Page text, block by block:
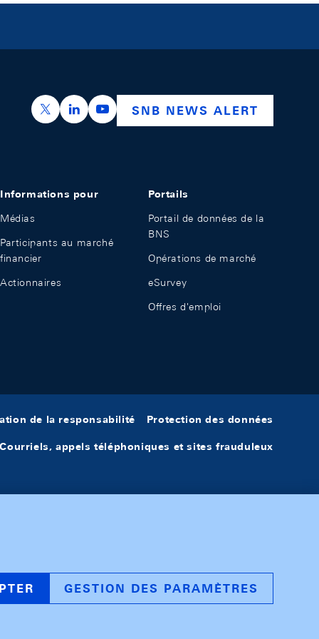
https://x.com/snb_bns
https://ch.linkedin.com/company/swiss-
https://www.youtube.com/
SNB NEWS ALERT
Informations pour
Médias
Participants au marché
financier
Actionnaires
Portails
Portail de données de la
BNS
Opérations de marché
eSurvey
Offres d'emploi
de la responsabilité Protection des données
Courriels, appels téléphoniques et sites frauduleux
GESTION DES PARAMÈTRES